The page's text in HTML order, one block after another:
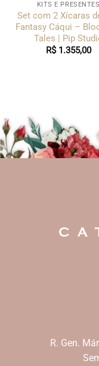
KITS E PRESENTES
Set com 2 Xícaras
Fantasy Cáqui –
Tales | Pip
R$1.355,00
R. Gen.